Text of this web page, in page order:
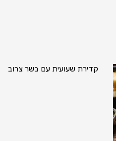
קדירת שעועית עם בשר צרוב